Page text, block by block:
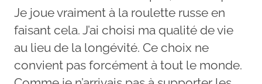
Je joue vraiment à la roulette russe en
faisant cela. J’ai choisi ma qualité de vie
au lieu de la longévité. Ce choix ne
convient pas forcément à tout le monde.